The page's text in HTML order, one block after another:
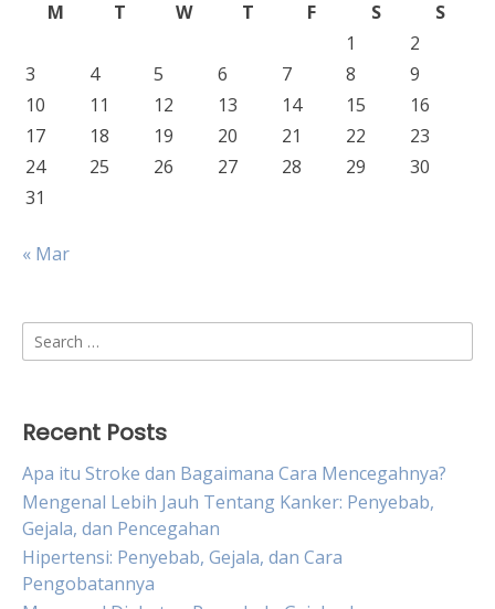
M
T W T F S
S
1
2
3
4 5 6 7 8
9
10
11 12 13 14 15
16
17
18 19 20 21 22
23
24
25 26 27 28 29
30
31
« Mar
Search
for:
Recent Posts
Apa itu Stroke dan Bagaimana Cara Mencegahnya?
Mengenal Lebih Jauh Tentang Kanker: Penyebab,
Gejala, dan Pencegahan
Hipertensi: Penyebab, Gejala, dan Cara
Pengobatannya